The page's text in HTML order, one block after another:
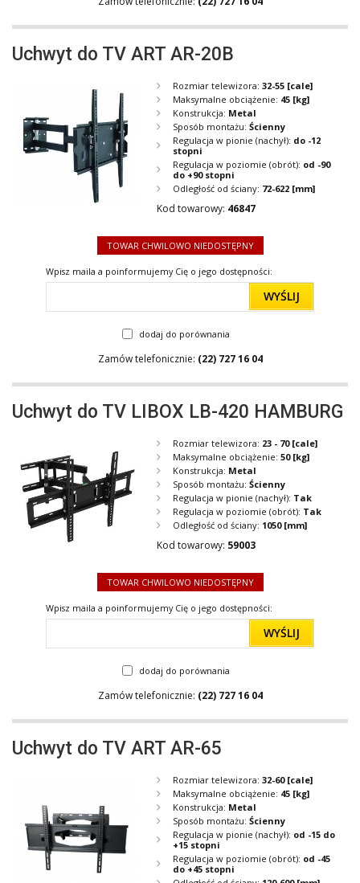
Uchwyt do TV ART AR-20B
Rozmiar telewizora: 32-55 [cale]
Maksymalne obciążenie: 45 [kg]
Konstrukcja: Metal
Sposób montażu: Ścienny
Regulacja w pionie (nachył): do -12
stopni
Regulacja w poziomie (obrót): od -90
do +90 stopni
Odległość od ściany: 72-622 [mm]
Kod towarowy: 46847
TOWAR CHWILOWO NIEDOSTĘPNY
Wpisz maila a poinformujemy Cię o jego dostępności:
WYŚLIJ
dodaj do porównania
Zamów telefonicznie: (22) 727 16 04
Uchwyt do TV LIBOX LB-420 HAMBURG
Rozmiar telewizora: 23 - 70 [cale]
Maksymalne obciążenie: 50 [kg]
Konstrukcja: Metal
Sposób montażu: Ścienny
Regulacja w pionie (nachył): Tak
Regulacja w poziomie (obrót): Tak
Odległość od ściany: 1050 [mm]
Kod towarowy: 59003
TOWAR CHWILOWO NIEDOSTĘPNY
Wpisz maila a poinformujemy Cię o jego dostępności:
WYŚLIJ
dodaj do porównania
Zamów telefonicznie: (22) 727 16 04
Uchwyt do TV ART AR-65
Rozmiar telewizora: 32-60 [cale]
Maksymalne obciążenie: 45 [kg]
Konstrukcja: Metal
Sposób montażu: Ścienny
Regulacja w pionie (nachył): od -15 do
+15 stopni
Regulacja w poziomie (obrót): od -45
do +45 stopni